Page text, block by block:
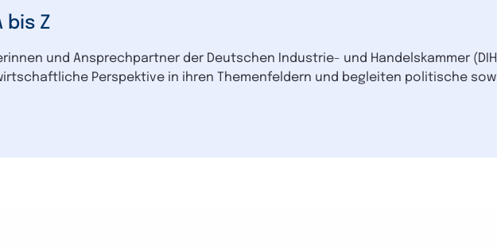
bis Z
und Ansprechpartner der Deutschen Industrie- und Handelskammer
Perspektive in ihren Themenfeldern und begleiten politische